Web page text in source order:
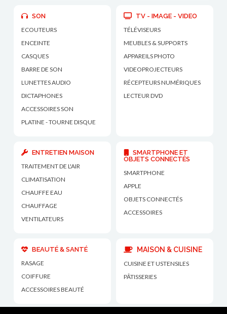
SON
ECOUTEURS
ENCEINTE
CASQUES
BARRE DE SON
LUNETTES AUDIO
DICTAPHONES
ACCESSOIRES SON
PLATINE - TOURNE DISQUE
TV - IMAGE - VIDEO
TÉLÉVISEURS
MEUBLES & SUPPORTS
APPAREILS PHOTO
VIDEOPROJECTEURS
RÉCEPTEURS NUMÉRIQUES
LECTEUR DVD
ENTRETIEN MAISON
TRAITEMENT DE L'AIR
CLIMATISATION
CHAUFFE EAU
CHAUFFAGE
VENTILATEURS
SMARTPHONE ET
OBJETS CONNECTÉS
SMARTPHONE
APPLE
OBJETS CONNECTÉS
ACCESSOIRES
BEAUTÉ & SANTÉ
RASAGE
COIFFURE
ACCESSOIRES BEAUTÉ
MAISON & CUISINE
CUISINE ET USTENSILES
PÂTISSERIES